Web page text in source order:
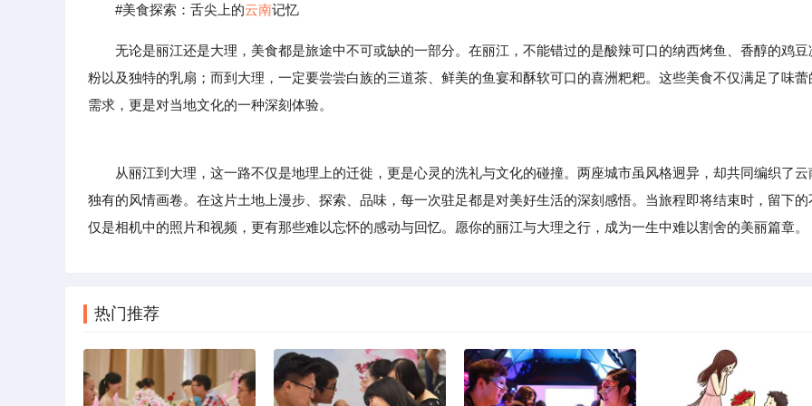
#美食探索：舌尖上的云南记忆
无论是丽江还是大理，美食都是旅途中不可或缺的一部分。在丽江，不能错过的是酸辣可口的纳西烤鱼、香醇的鸡豆
粉以及独特的乳扇；而到大理，一定要尝尝白族的三道茶、鲜美的鱼宴和酥软可口的喜洲粑粑。这些美食不仅满足了味蕾
需求，更是对当地文化的一种深刻体验。
从丽江到大理，这一路不仅是地理上的迁徙，更是心灵的洗礼与文化的碰撞。两座城市虽风格迥异，却共同编织了云
独有的风情画卷。在这片土地上漫步、探索、品味，每一次驻足都是对美好生活的深刻感悟。当旅程即将结束时，留下的
仅是相机中的照片和视频，更有那些难以忘怀的感动与回忆。愿你的丽江与大理之行，成为一生中难以割舍的美丽篇章。
热门推荐